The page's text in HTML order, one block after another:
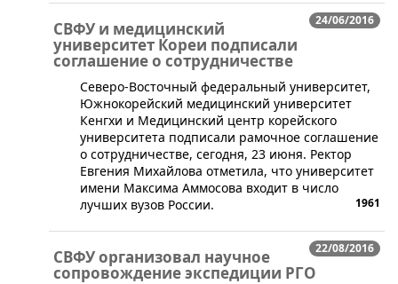
24/06/2016
СВФУ и медицинский
университет Кореи подписали
соглашение о сотрудничестве
​Северо-Восточный федеральный университет,
Южнокорейский медицинский университет
Кенгхи и Медицинский центр корейского
университета подписали рамочное соглашение
о сотрудничестве, сегодня, 23 июня. Ректор
Евгения Михайлова отметила, что университет
имени Максима Аммосова входит в число
лучших вузов России.
1961
22/08/2016
СВФУ организовал научное
сопровождение экспедиции РГО